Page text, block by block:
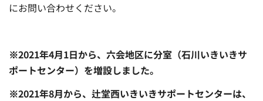
にお問い合わせください。
※2021年4月1日から、六会地区に分室（石川いきいきサ
ポートセンター）を増設しました。
※2021年8月から、辻堂西いきいきサポートセンターは、